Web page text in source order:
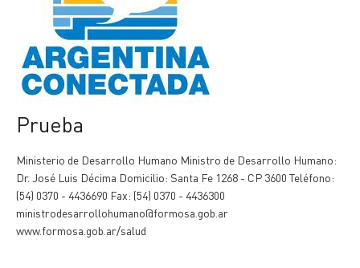
prueba
Ministerio de Desarrollo Humano Ministro de Desarrollo Humano:
Dr. José Luis Décima Domicilio: Santa Fe 1268 - CP 3600 Teléfono:
(54) 0370 - 4436690 Fax: (54) 0370 - 4436300
ministrodesarrollohumano@formosa.gob.ar
www.formosa.gob.ar/salud